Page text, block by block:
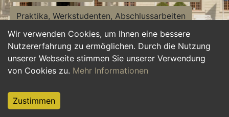
Wir verwenden Cookies, um Ihnen eine bessere
Nutzererfahrung zu ermöglichen. Durch die Nutzung
unserer Webseite stimmen Sie unserer Verwendung
von Cookies zu. Mehr Informationen
Zustimmen
Praktika, Werkstudenten, Abschlussarbeiten
Personalwesen Assistenz, Sekretariat
Hilfskräfte, Aushilfs- und Nebenjobs
Weiterbildung, Studium, duale Ausbildung